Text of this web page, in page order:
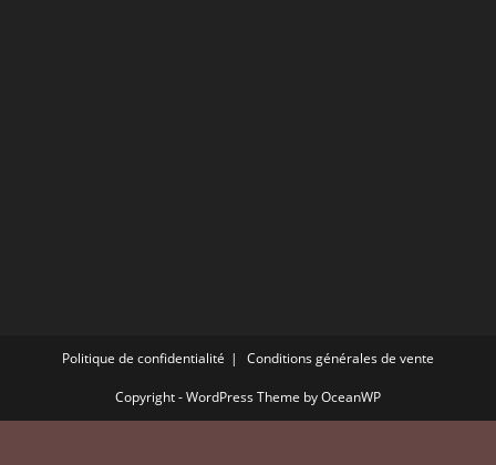
Politique de confidentialité Conditions générales de vente
Copyright - WordPress Theme by OceanWP